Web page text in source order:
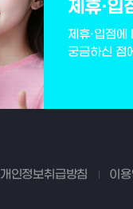
제휴·입
제휴·입점에
궁금하신 점
개인정보취급방침 이